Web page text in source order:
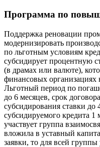
Программа по
Поддержка реновации
модернизировать
по льготным условиям
субсидирует процентную
(в драмах или валюте),
финансовых организациях
Льготный период по
до 6 месяцев, срок
субсидирования ставки
субсидируемого кредита
участвует группа
вложила в уставный
заявки, то для всей